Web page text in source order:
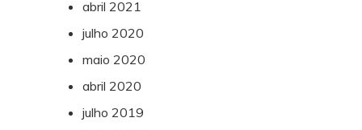
abril 2021
julho 2020
maio 2020
abril 2020
julho 2019